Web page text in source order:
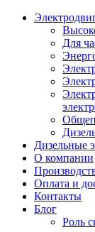
Для
Дизельные
О компании
Оплата и
Контакты
Блог
Роль